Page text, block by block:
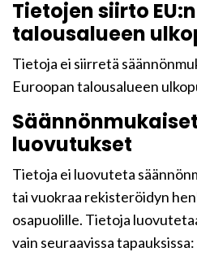
Tietojen siirto
talousalueen
Tietoja ei siirretä
Euroopan talousalueen
luovutukset
Tietoja ei luovuteta
tai vuokraa rekisteröidyn
osapuolille. Tietoja
vain seuraavissa tapauksissa: